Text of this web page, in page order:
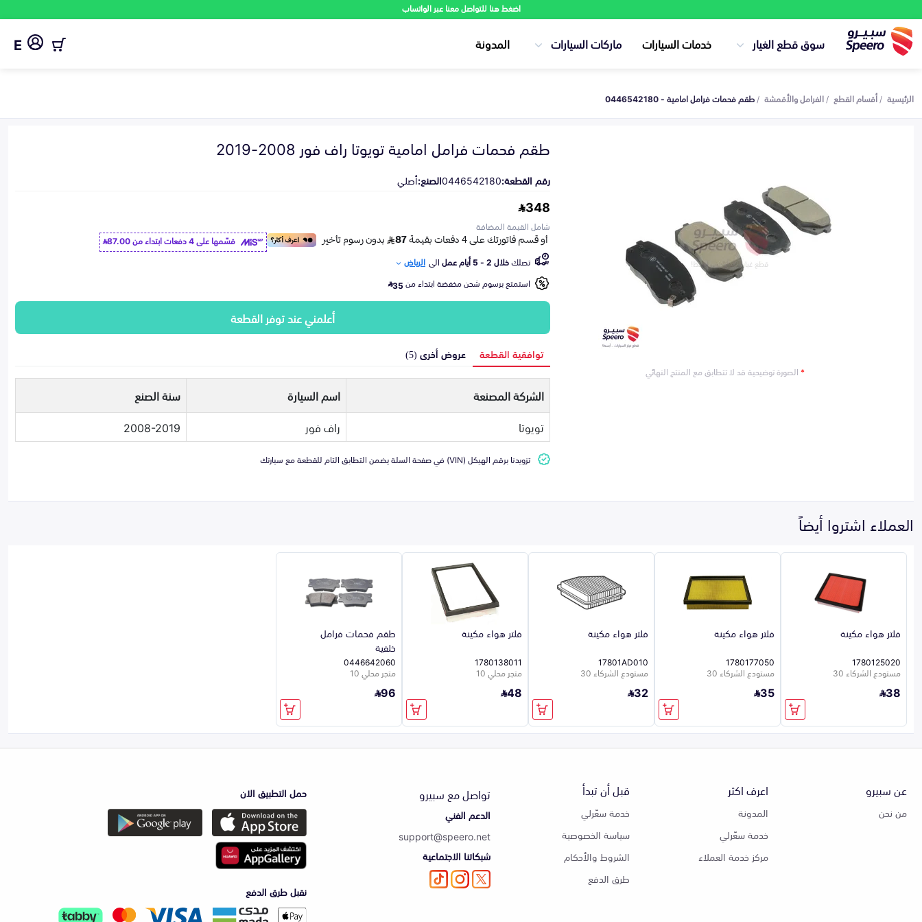
اضغط هنا للتواصل معنا عبر الواتساب
سوق قطع الغيار خدمات السيارات ماركات السيارات المدونة E
الرئيسية أقسام القطع الفرامل والأقمشة طقم فحمات فرامل امامية - 0446542180
*الصورة توضيحية قد لا تتطابق مع المنتج النهائي
طقم فحمات فرامل امامية تويوتا راف فور 2008-2019
رقم القطعة:0446542180الصنع:أصلي
348
شامل القيمة المضافة
قسّمها على 4 دفعات ابتداء من
87.00
تصلكخلال 2 - 5 أيام عمل الى الرياض
استمتع برسوم شحن مخفضة ابتداء من35
أعلمني عند توفر القطعة
توافقية القطعة عروض أخرى (5)
الشركة المصنعة اسم السيارة
سنة الصنع
تويوتا
راف فور 2008-2019
تزويدنا برقم الهيكل (VIN) في صفحة السلة يضمن التطابق التام للقطعة مع سيارتك
العملاء اشتروا أيضاً
فلتر هواء مكينة
1780125020
مستودع الشركاء 30
38
فلتر هواء مكينة
1780177050
مستودع الشركاء 30
35
فلتر هواء مكينة
17801AD010
مستودع الشركاء 30
32
فلتر هواء مكينة
1780138011
متجر محلي 10
48
طقم فحمات فرامل
خلفية
0446642060
متجر محلي 10
96
عن سبيرو
من نحن
اعرف اكثر
المدونة
خدمة سعّرلي
مركز خدمة العملاء
قبل أن تبدأ
خدمة سعّرلي
سياسة الخصوصية
الشروط والأحكام
طرق الدفع
تواصل مع سبيرو
الدعم الفني
support@speero.net
شبكاتنا الاجتماعية
حمل التطبيق الان
نقبل طرق الدفع